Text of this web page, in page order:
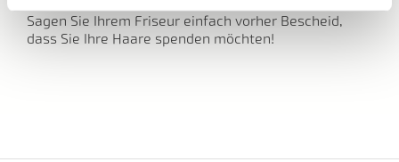
Sagen Sie Ihrem Friseur einfach vorher Bescheid,
dass Sie Ihre Haare spenden möchten!